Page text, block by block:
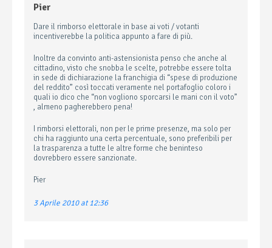
Pier
Dare il rimborso elettorale in base ai voti / votanti
incentiverebbe la politica appunto a fare di più.
Inoltre da convinto anti-astensionista penso che anche al
cittadino, visto che snobba le scelte, potrebbe essere tolta
in sede di dichiarazione la franchigia di “spese di produzione
del reddito” così toccati veramente nel portafoglio coloro i
quali io dico che “non vogliono sporcarsi le mani con il voto”
, almeno pagherebbero pena!
I rimborsi elettorali, non per le prime presenze, ma solo per
chi ha raggiunto una certa percentuale, sono preferibili per
la trasparenza a tutte le altre forme che beninteso
dovrebbero essere sanzionate.
Pier
3 Aprile 2010 at 12:36